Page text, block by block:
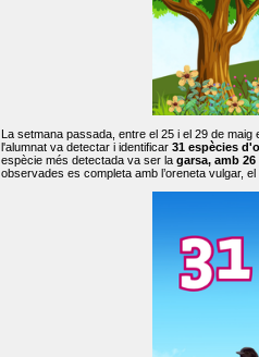
La setmana passada, entre el 25 i el 29 de
l'alumnat va detectar i identificar 31 espècies
espècie més detectada va ser la garsa, amb
observades es completa amb l’oreneta vulgar,